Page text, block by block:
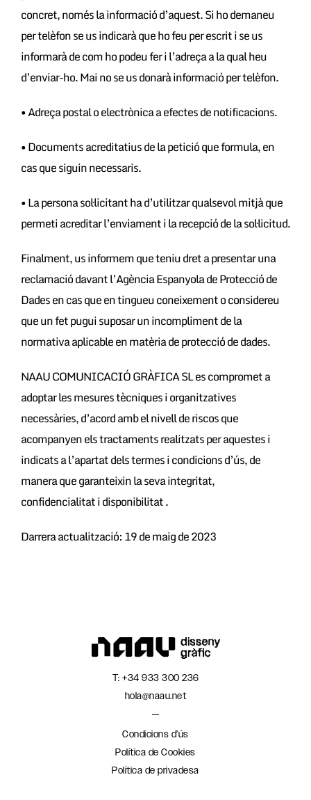
concret, només la informació d’aquest. Si ho demaneu
per telèfon se us indicarà que ho feu per escrit i se us
informarà de com ho podeu fer i l’adreça a la qual heu
d’enviar-ho. Mai no se us donarà informació per telèfon.
• Adreça postal o electrònica a efectes de notificacions.
• Documents acreditatius de la petició que formula, en
cas que siguin necessaris.
• La persona sol·licitant ha d’utilitzar qualsevol mitjà que
permeti acreditar l’enviament i la recepció de la sol·licitud.
Finalment, us informem que teniu dret a presentar una
reclamació davant l’Agència Espanyola de Protecció de
Dades en cas que en tingueu coneixement o considereu
que un fet pugui suposar un incompliment de la
normativa aplicable en matèria de protecció de dades.
NAAU COMUNICACIÓ GRÀFICA SL es compromet a
adoptar les mesures tècniques i organitzatives
necessàries, d’acord amb el nivell de riscos que
acompanyen els tractaments realitzats per aquestes i
indicats a l’apartat dels termes i condicions d’ús, de
manera que garanteixin la seva integritat,
confidencialitat i disponibilitat .
Darrera actualització: 19 de maig de 2023
Condicions d’ús
Política de Cookies
Política de privadesa
T: +34 933 300 236
hola@naau.net